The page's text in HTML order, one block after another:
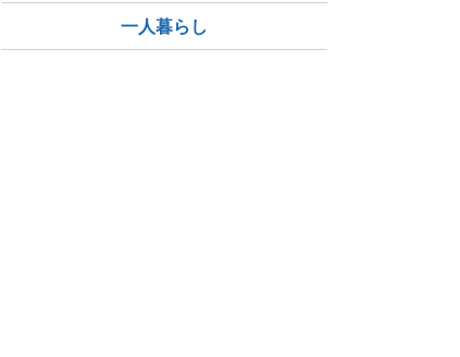
一人暮らし